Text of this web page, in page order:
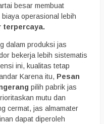
besar membuat
operasional lebih
terpercaya.
dalam produksi jas
bekerja lebih sistematis
ini, kualitas tetap
Karena itu, Pesan
pilih pabrik jas
mutu dan
cermat, jas almamater
dapat diperoleh